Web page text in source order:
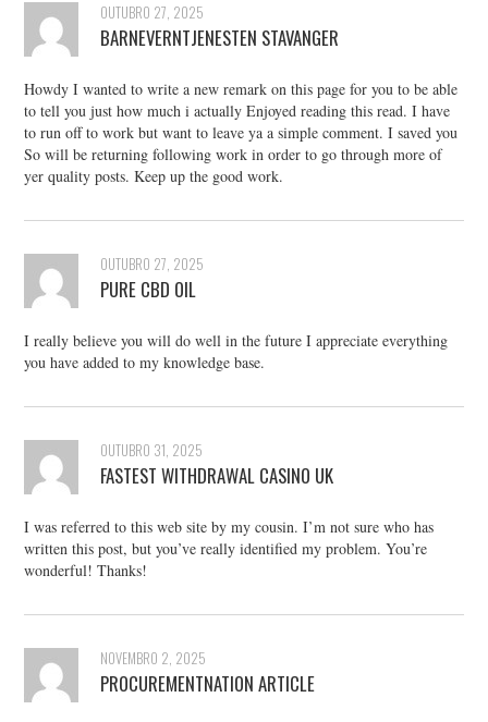
OUTUBRO 27, 2025
BARNEVERNTJENESTEN STAVANGER
Howdy I wanted to write a new remark on this page for you to be able
to tell you just how much i actually Enjoyed reading this read. I have
to run off to work but want to leave ya a simple comment. I saved you
So will be returning following work in order to go through more of
yer quality posts. Keep up the good work.
OUTUBRO 27, 2025
PURE CBD OIL
I really believe you will do well in the future I appreciate everything
you have added to my knowledge base.
OUTUBRO 31, 2025
FASTEST WITHDRAWAL CASINO UK
I was referred to this web site by my cousin. I’m not sure who has
written this post, but you’ve really identified my problem. You’re
wonderful! Thanks!
NOVEMBRO 2, 2025
PROCUREMENTNATION ARTICLE